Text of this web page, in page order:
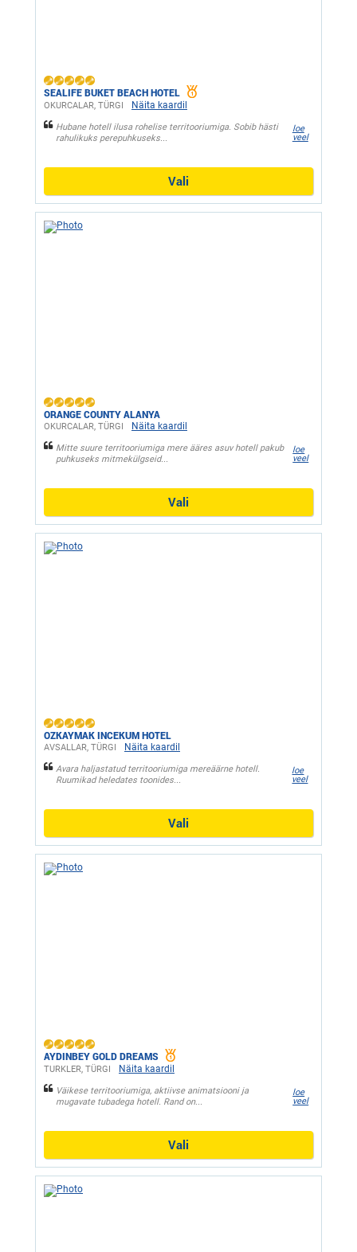
SEALIFE BUKET BEACH HOTEL
OKURCALAR, ТÜRGI Näita kaardil
Hubane hotell ilusa rohelise territooriumiga. Sobib hästi
rahulikuks perepuhkuseks...
loe
veel
Vali
ORANGE COUNTY ALANYA
OKURCALAR, ТÜRGI Näita kaardil
Mitte suure territooriumiga mere ääres asuv hotell pakub
puhkuseks mitmekülgseid...
loe
veel
Vali
OZKAYMAK INCEKUM HOTEL
AVSALLAR, ТÜRGI Näita kaardil
Avara haljastatud territooriumiga mereäärne hotell.
Ruumikad heledates toonides...
loe
veel
Vali
AYDINBEY GOLD DREAMS
TURKLER, ТÜRGI Näita kaardil
Väikese territooriumiga, aktiivse animatsiooni ja
mugavate tubadega hotell. Rand on...
loe
veel
Vali